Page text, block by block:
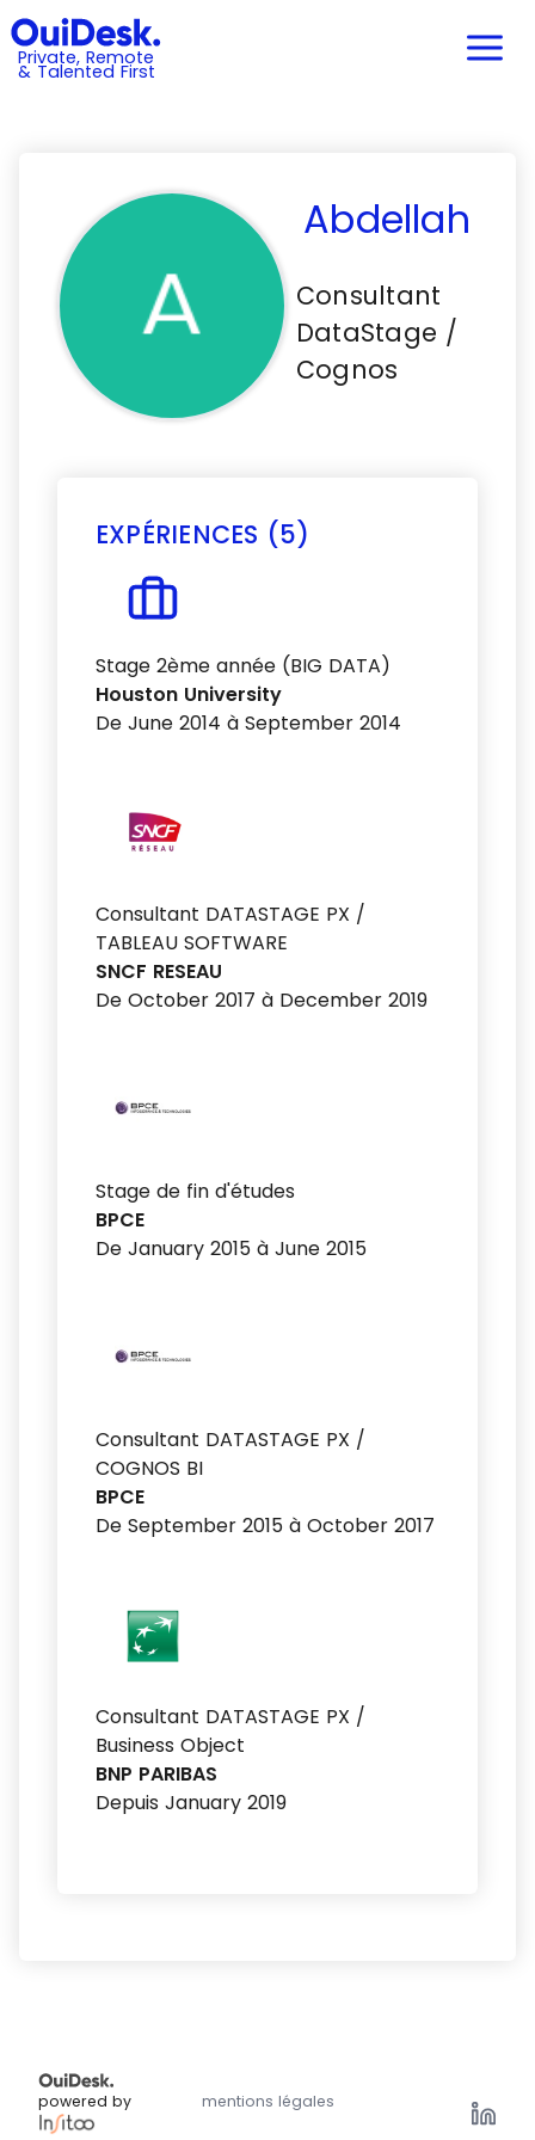
Private, Remote
& Talented First
Abdellah
Consultant
DataStage /
Cognos
EXPÉRIENCES (5)
Stage 2ème année (BIG DATA)
Houston University
De June 2014 à September 2014
Consultant DATASTAGE PX /
TABLEAU SOFTWARE
SNCF RESEAU
De October 2017 à December 2019
Stage de fin d'études
BPCE
De January 2015 à June 2015
Consultant DATASTAGE PX /
COGNOS BI
BPCE
De September 2015 à October 2017
Consultant DATASTAGE PX /
Business Object
BNP PARIBAS
Depuis January 2019
powered by mentions légales